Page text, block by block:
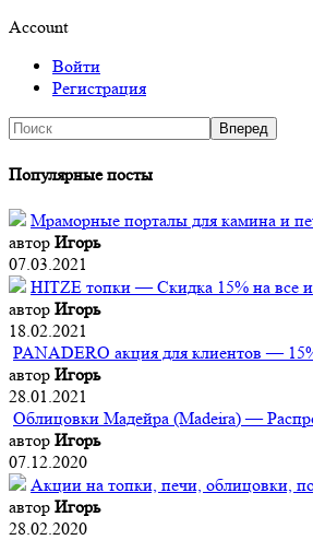
Account
Войти
Регистрация
Популярные посты
Мраморные порталы для камина и
автор Игорь
07.03.2021
HITZE топки — Скидка 15% на все
автор Игорь
18.02.2021
PANADERO акция для клиентов —
автор Игорь
28.01.2021
Облицовки Мадейра (Мadeira) —
автор Игорь
07.12.2020
Акции на топки, печи, облицовки,
автор Игорь
28.02.2020